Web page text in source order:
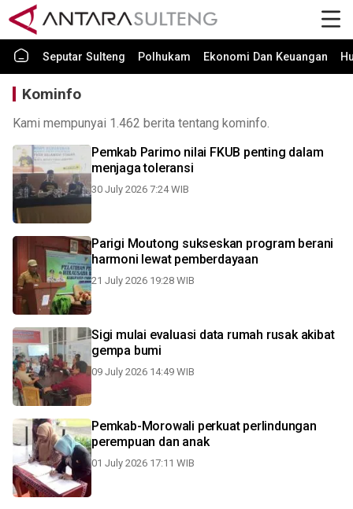
Seputar Sulteng Polhukam Ekonomi Dan Keuangan
Kominfo
Kami mempunyai 1.462 berita tentang kominfo.
Pemkab Parimo nilai FKUB penting dalam
menjaga toleransi
30 July 2026 7:24 WIB
Parigi Moutong sukseskan program berani
harmoni lewat pemberdayaan
21 July 2026 19:28 WIB
Sigi mulai evaluasi data rumah rusak akibat
gempa bumi
09 July 2026 14:49 WIB
Pemkab-Morowali perkuat perlindungan
perempuan dan anak
01 July 2026 17:11 WIB